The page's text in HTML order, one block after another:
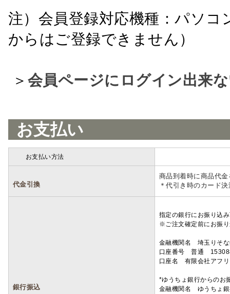
注）会員登録対応機種：パソ
からはご登録できません）
＞ 会員ページにログイン出来
お支払い
お支払い方法
代金引換
商品到着時に商品代
＊代引き時のカード
銀行振込
指定の銀行にお振り込
※ご注文確定前にお振
金融機関名 埼玉りそ
口座番号 普通
口座名 有限会社アフ
*ゆうちょ銀行からのお
金融機関名 ゆうちょ